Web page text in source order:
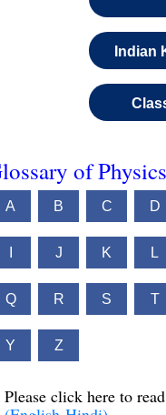
Indian
of
A B C D
J K L
Q R S T
Y Z
Please click here to